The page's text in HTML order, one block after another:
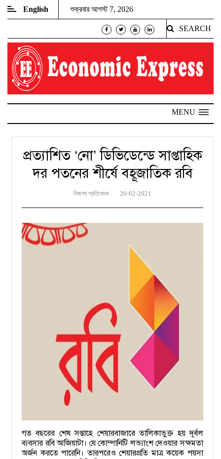
English শুক্রবার আগস্ট 7, 2026
SEARCH
MENU
প্রত্যাশিত ‘নো’ ডিভিডেন্ডে সাপ্তাহিক
দর পতনের শীর্ষে বহূজাতিক রবি
নিজস্ব প্রতিবেদক 20-02-2021
গত বছরের শেষ সপ্তাহে শেয়ারবাজারে তালিকাভুক্ত হয় দূর্বল
ব্যবসার রবি আজিয়াটা। যে কোম্পানিটি লভ্যাংশ দেওয়ার সক্ষমতা
অর্জন করতে পারেনি। তারপরেও শেয়ারপ্রতি মাত্র কয়েক পয়সা